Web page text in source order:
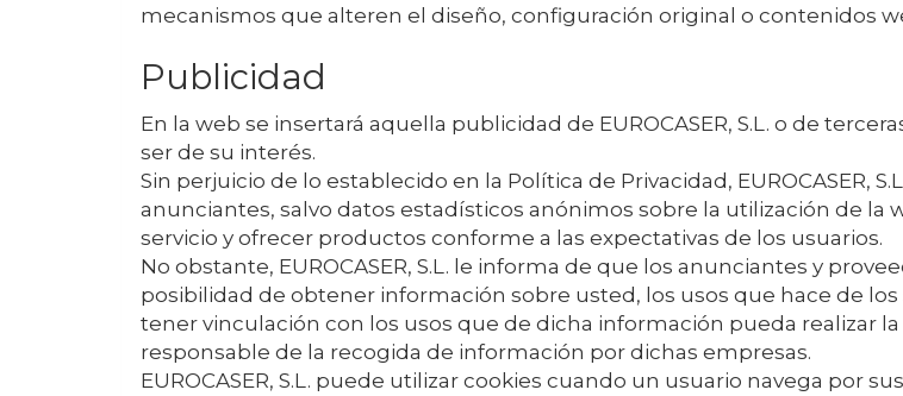
mecanismos que alteren el diseño, configuración original o contenidos
Publicidad
En la web se insertará aquella publicidad de EUROCASER, S.L. o de
ser de su interés.
Sin perjuicio de lo establecido en la Política de Privacidad, EUROCASER,
anunciantes, salvo datos estadísticos anónimos sobre la utilización de la
servicio y ofrecer productos conforme a las expectativas de los usuarios.
No obstante, EUROCASER, S.L. le informa de que los anunciantes y
posibilidad de obtener información sobre usted, los usos que hace de
tener vinculación con los usos que de dicha información pueda realizar
responsable de la recogida de información por dichas empresas.
EUROCASER, S.L. puede utilizar cookies cuando un usuario navega por